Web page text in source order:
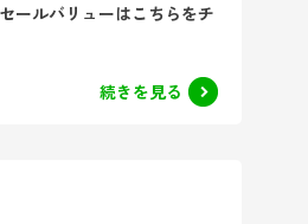
ールバリューはこちらをチ
続きを見る